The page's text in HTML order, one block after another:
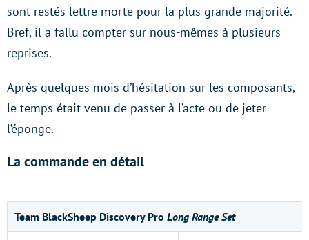
sont restés lettre morte pour la plus grande majorité.
Bref, il a fallu compter sur nous-mêmes à plusieurs
reprises.
Après quelques mois d’hésitation sur les composants,
le temps était venu de passer à l’acte ou de jeter
l’éponge.
La commande en détail
Team BlackSheep Discovery Pro Long Range Set